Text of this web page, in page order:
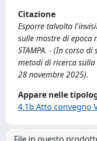
Citazione
Esporre talvolta
sulle mostre di epoca
STAMPA. - (In corso
metodi di ricerca
28 novembre 2025).
Appare nelle
4.1b Atto convegno